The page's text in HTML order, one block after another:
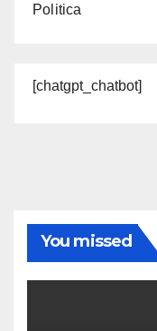
Politica
[chatgpt_chatbot]
You missed